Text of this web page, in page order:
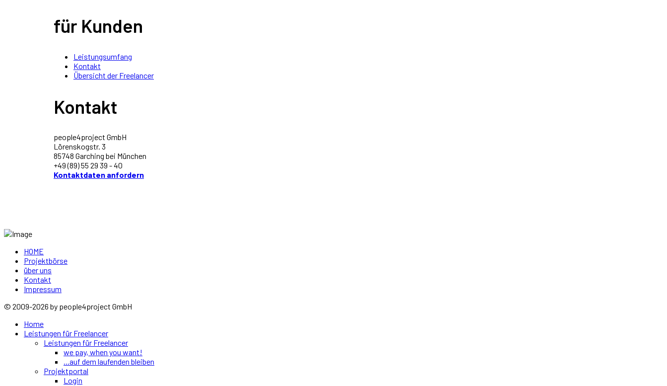
für Kunden
Leistungsumfang
Kontakt
Übersicht der Freelancer
Kontakt
people4project GmbH
Lörenskogstr. 3
85748 Garching bei München
+49 (89) 55 29 39 - 40
Kontaktdaten anfordern
HOME
Projektbörse
über uns
Kontakt
Impressum
© 2009-2026 by people4project GmbH
Home
Leistungen für Freelancer
Leistungen für Freelancer
we pay, when you want!
...auf dem laufenden bleiben
Projektportal
Login